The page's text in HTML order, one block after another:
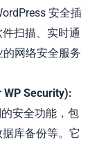
安全插
扫描、实时通
网络安全服务
Security):
安全功能，包
库备份等。它